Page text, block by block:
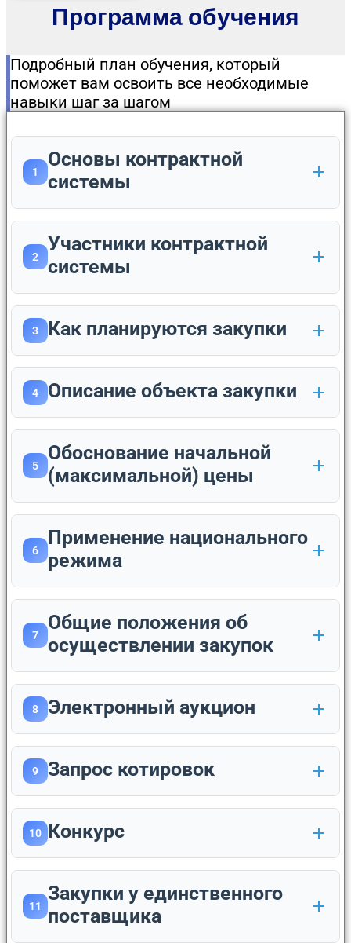
Программа обучения
Подробный план обучения, который
поможет вам освоить все необходимые
навыки шаг за шагом
1
Основы контрактной
системы
2
Участники контрактной
системы
3 Как планируются закупки
4 Описание объекта закупки
5
Обоснование начальной
(максимальной) цены
6
Применение национального
режима
7
Общие положения об
осуществлении закупок
8 Электронный аукцион
9 Запрос котировок
10 Конкурс
11
Закупки у единственного
поставщика